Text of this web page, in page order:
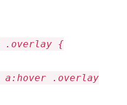
.overlay {
.overlay